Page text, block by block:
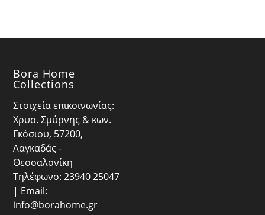
Bora Home
Collections
Στοιχεία επικοινωνίας:
Χρυσ. Σμύρνης & κων.
Γκόσιου, 57200,
Λαγκαδάς -
Θεσσαλονίκη
Τηλέφωνο: 23940 25047
| Email:
info@borahome.gr